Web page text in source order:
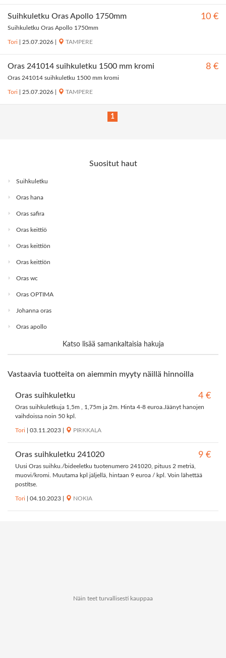
Suihkuletku Oras Apollo 1750mm 10 €
Suihkuletku Oras Apollo 1750mm
Tori 25.07.2026 TAMPERE
Oras 241014 suihkuletku 1500 mm kromi 8 €
Oras 241014 suihkuletku 1500 mm kromi
Tori 25.07.2026 TAMPERE
1
Suositut haut
Suihkuletku
Oras hana
Oras safira
Oras keittiö
Oras keittiön
Oras keittiön
Oras wc
Oras OPTIMA
Johanna oras
Oras apollo
Katso lisää samankaltaisia hakuja
Vastaavia tuotteita on aiemmin myyty näillä hinnoilla
Oras suihkuletku 4 €
Oras suihkuletkuja 1,5m , 1,75m ja 2m. Hinta 4-8 euroa.Jäänyt hanojen
vaihdoissa noin 50 kpl.
Tori 03.11.2023 PIRKKALA
Oras suihkuletku 241020 9 €
Uusi Oras suihku./bideeletku tuotenumero 241020, pituus 2 metriä,
muovi/kromi. Muutama kpl jäljellä, hintaan 9 euroa / kpl. Voin lähettää
postitse.
Tori 04.10.2023 NOKIA
Näin teet turvallisesti kauppaa